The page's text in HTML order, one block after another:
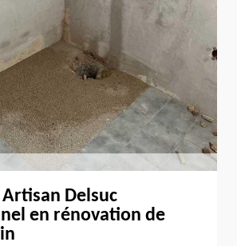
Delsuc
en rénovation de